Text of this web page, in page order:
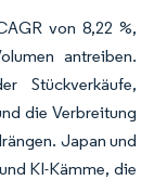
von 8,22 %,
antreiben.
Stückverkäufe,
die Verbreitung
Japan und
KI-Kämme, die